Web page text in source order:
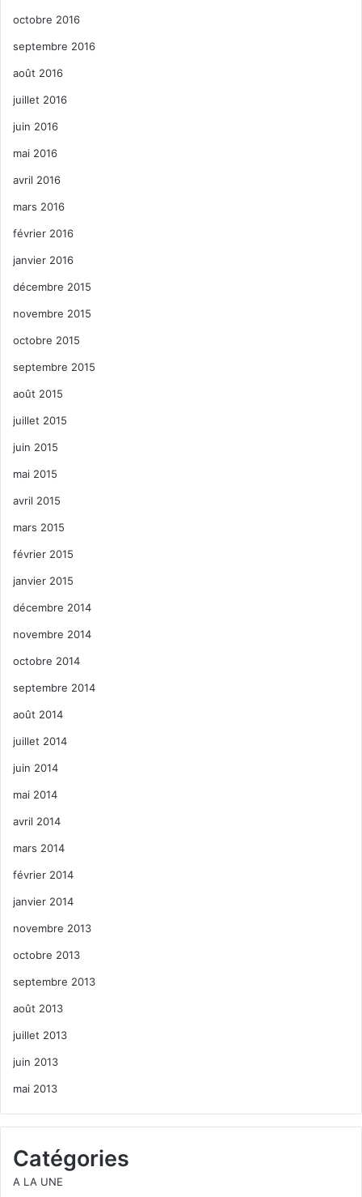
octobre 2016
septembre 2016
août 2016
juillet 2016
juin 2016
mai 2016
avril 2016
mars 2016
février 2016
janvier 2016
décembre 2015
novembre 2015
octobre 2015
septembre 2015
août 2015
juillet 2015
juin 2015
mai 2015
avril 2015
mars 2015
février 2015
janvier 2015
décembre 2014
novembre 2014
octobre 2014
septembre 2014
août 2014
juillet 2014
juin 2014
mai 2014
avril 2014
mars 2014
février 2014
janvier 2014
novembre 2013
octobre 2013
septembre 2013
août 2013
juillet 2013
juin 2013
mai 2013
Catégories
A LA UNE